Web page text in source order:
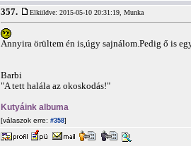
357. Elküldve: 2015-05-10 20:31:19, Munka
Annyira örültem én is,úgy sajnálom.Pedig ő is
Barbi
"A tett halála az okoskodás!"
Kutyáink albuma
[válaszok erre: #358]